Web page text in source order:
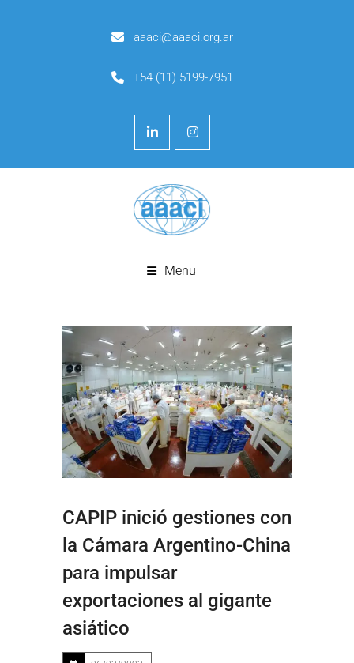
aaaci@aaaci.org.ar
+54 (11) 5199-7951
Menu
CAPIP inició gestiones con
la Cámara Argentino-China
para impulsar
exportaciones al gigante
asiático